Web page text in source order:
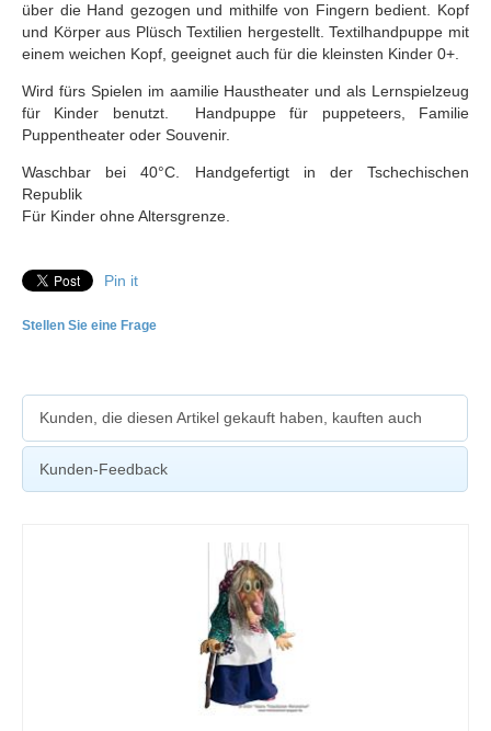
über die Hand gezogen und mithilfe von Fingern bedient. Kopf
und Körper aus Plüsch Textilien hergestellt. Textilhandpuppe mit
einem weichen Kopf, geeignet auch für die kleinsten Kinder 0+.
Wird fürs Spielen im аamilie Haustheater und als Lernspielzeug
für Kinder benutzt. Handpuppe für puppeteers, Familie
Puppentheater oder Souvenir.
Waschbar bei 40°C. Handgefertigt in der Tschechischen
Republik
Für Kinder ohne Altersgrenze.
Pin it
Stellen Sie eine Frage
Kunden, die diesen Artikel gekauft haben, kauften auch
Kunden-Feedback